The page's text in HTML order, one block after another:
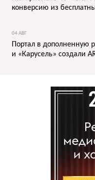
конверсию из
04 АВГ
Портал в дополненную
и «Карусель» создали